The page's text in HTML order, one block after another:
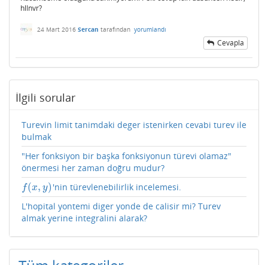
hllnvr?
24 Mart 2016 Sercan tarafından yorumlandı
Cevapla
İlgili sorular
Turevin limit tanimdaki deger istenirken cevabi turev ile
bulmak
"Her fonksiyon bir başka fonksiyonun türevi olamaz"
önermesi her zaman doğru mudur?
f(x, y)
f(x,y)
'nin türevlenebilirlik incelemesi.
L'hopital yontemi diger yonde de calisir mi? Turev
almak yerine integralini alarak?